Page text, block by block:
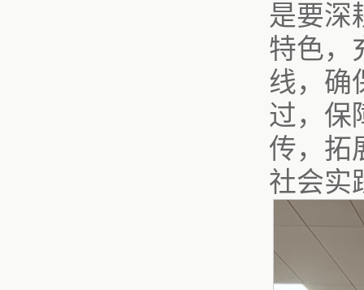
是要深
特色，
线，确
过，保
传，拓
社会实